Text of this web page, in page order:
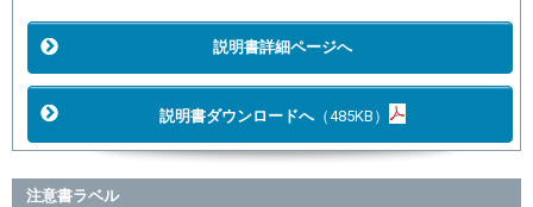
説明書詳細ページへ
説明書ダウンロードへ（485KB）
注意書ラベル